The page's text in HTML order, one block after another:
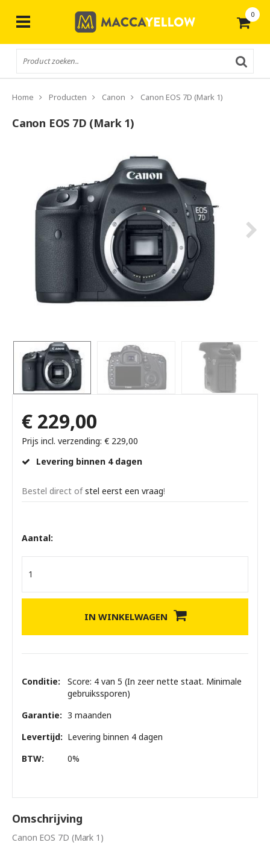
0
Home Producten Canon Canon EOS 7D (Mark 1)
Canon EOS 7D (Mark 1)
€ 229,00
Prijs incl. verzending: € 229,00
Levering binnen 4 dagen
Bestel direct ofstel eerst een vraag!
Aantal:
IN WINKELWAGEN
Conditie:
Score: 4 van 5 (In zeer nette staat. Minimale
gebruikssporen)
Garantie: 3 maanden
Levertijd: Levering binnen 4 dagen
BTW:
0%
Omschrijving
Canon EOS 7D (Mark 1)